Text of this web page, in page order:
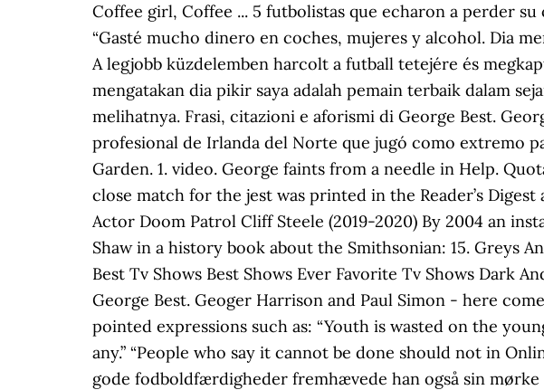
Coffee girl, Coffee ... 5 futbolistas que echaron a perder
“Gasté mucho dinero en coches, mujeres y alcohol. Dia
A legjobb küzdelemben harcolt a futball tetejére és
mengatakan dia pikir saya adalah pemain terbaik dalam
melihatnya. Frasi, citazioni e aforismi di George Best.
profesional de Irlanda del Norte que jugó como extremo
Garden. 1. video. George faints from a needle in Help.
close match for the jest was printed in the Reader’s
Actor Doom Patrol Cliff Steele (2019-2020) By 2004 an
Shaw in a history book about the Smithsonian: 15. Greys
Best Tv Shows Best Shows Ever Favorite Tv Shows Dark
George Best. Geoger Harrison and Paul Simon - here
pointed expressions such as: “Youth is wasted on the
any.” “People who say it cannot be done should not in
gode fodboldfærdigheder fremhævede han også sin